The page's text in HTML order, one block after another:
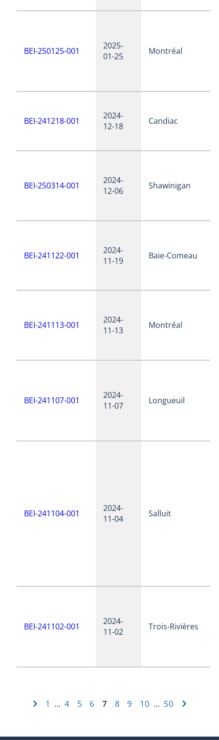
BEI-250125-001
2025-
01-25
Montréal
BEI-241218-001
2024-
12-18
Candiac
BEI-250314-001
2024-
12-06
Shawinigan
BEI-241122-001
2024-
11-19
Baie-Comeau
BEI-241113-001
2024-
11-13
Montréal
BEI-241107-001
2024-
11-07
Longueuil
BEI-241104-001
2024-
11-04
Salluit
BEI-241102-001
2024-
11-02
Trois-Rivières
1 … 4 5 6 7 8 9 10 … 50